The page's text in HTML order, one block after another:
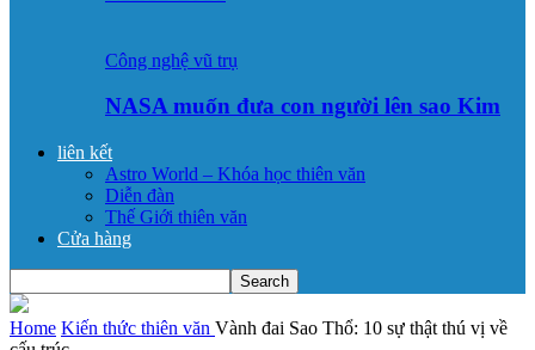
Công nghệ vũ trụ
NASA muốn đưa con người lên sao Kim
liên kết
Astro World – Khóa học thiên văn
Diễn đàn
Thế Giới thiên văn
Cửa hàng
Home Kiến thức thiên văn Vành đai Sao Thổ: 10 sự thật thú vị về